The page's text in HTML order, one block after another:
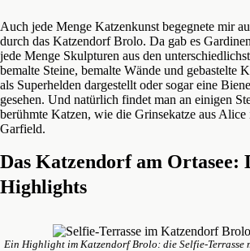
Auch jede Menge Katzenkunst begegnete mir
durch das Katzendorf Brolo. Da gab es
jede Menge Skulpturen aus den
bemalte Steine, bemalte Wände und gebastelte
als Superhelden dargestellt oder sogar eine
gesehen. Und natürlich findet man an einigen
berühmte Katzen, wie die Grinsekatze aus
Garfield.
Das Katzendorf am Ortasee:
Highlights
Ein Highlight im Katzendorf Brolo: die Selfie-Terrasse